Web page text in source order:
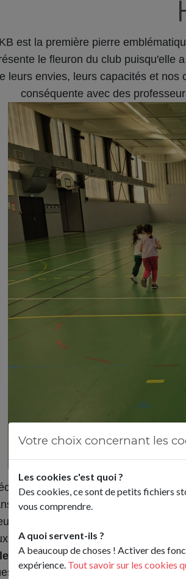
est la première pierre
le fleuron du club puisqu'elle
leurs envies, leurs capacités et nos
conséquente avec des
primaires de la commune et
plusieurs activités sportives pour
enfants enthousiastes que
Les sports dispensés sont les
laser, tennis de table, baseball,
qui vous raviront.
Votre choix concernant les
Les cookies c'est quoi ?
Des cookies, ce sont de petits fichiers
vous comprendre.
A quoi servent-ils ?
A beaucoup de choses ! Activer des
expérience. Tout savoir sur les cookies